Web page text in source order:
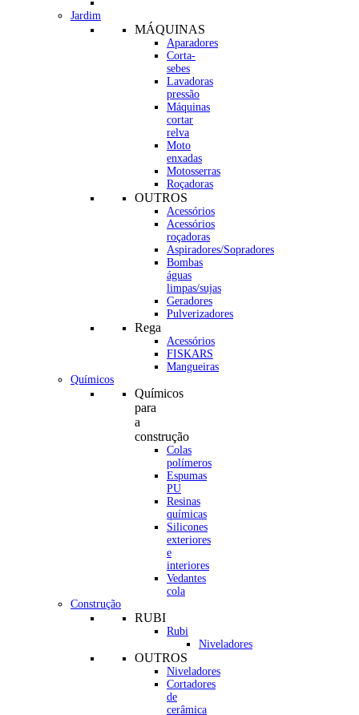
Jardim
MÁQUINAS
Aparadores
Corta-
sebes
Lavadoras
pressão
Máquinas
cortar
relva
Moto
enxadas
Motosserras
Roçadoras
OUTROS
Acessórios
Acessórios
roçadoras
Aspiradores/Sopradores
Bombas
águas
limpas/sujas
Geradores
Pulverizadores
Rega
Acessórios
FISKARS
Mangueiras
Químicos
Químicos
para
a
construção
Colas
polímeros
Espumas
PU
Resinas
químicas
Silicones
exteriores
e
interiores
Vedantes
cola
Construção
RUBI
Rubi
Niveladores
OUTROS
Niveladores
Cortadores
de
cerâmica